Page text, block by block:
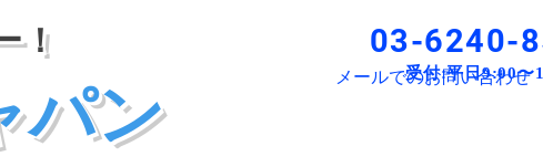
​メールでのお問い合わせ
！
パン
03-6240-
受付:平日9:00〜